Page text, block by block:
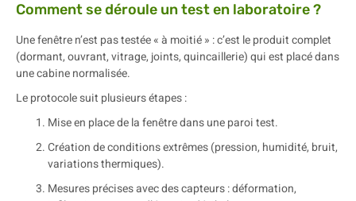
Comment se déroule un test en laboratoire ?
Une fenêtre n’est pas testée « à moitié » : c’est le produit complet
(dormant, ouvrant, vitrage, joints, quincaillerie) qui est placé dans
une cabine normalisée.
Le protocole suit plusieurs étapes :
Mise en place de la fenêtre dans une paroi test.
Création de conditions extrêmes (pression, humidité, bruit,
variations thermiques).
Mesures précises avec des capteurs : déformation,